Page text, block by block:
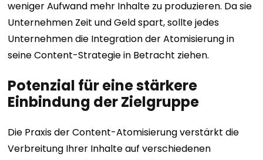
weniger Aufwand mehr Inhalte zu produzieren. Da sie
Unternehmen Zeit und Geld spart, sollte jedes
Unternehmen die Integration der Atomisierung in
seine Content-Strategie in Betracht ziehen.
Potenzial für eine stärkere
Einbindung der Zielgruppe
Die Praxis der Content-Atomisierung verstärkt die
Verbreitung Ihrer Inhalte auf verschiedenen